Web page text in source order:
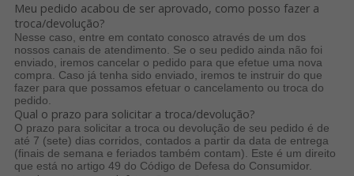
Meu pedido acabou de ser aprovado, como posso fazer a
troca/devolução?
Nesse caso, entre em contato conosco através de um dos
nossos canais de atendimento. Se o seu pedido ainda não foi
enviado, iremos cancelar o pedido para que efetue uma nova
compra. Caso já tenha sido enviado, iremos te instruir do que
fazer para que possamos efetuar o cancelamento ou troca do
pedido.
Qual o prazo para solicitar a troca/devolução?
O prazo para solicitar a troca ou devolução de seu pedido é de
até 7 (sete) dias corridos, contados a partir da data de entrega
(finais de semana e feriados também contam). Este é um direito
que está no artigo 49 do Código de Defesa do Consumidor.